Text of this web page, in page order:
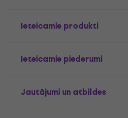
Ieteicamie produkti
Ieteicamie piederumi
Jautājumi un atbildes